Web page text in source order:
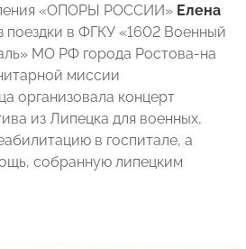
«ОПОРЫ РОССИИ» Елена
поездки в ФГКУ «1602 Военный
МО РФ города Ростова-на
миссии
организовала концерт
из Липецка для военных,
в госпитале, а
собранную липецким